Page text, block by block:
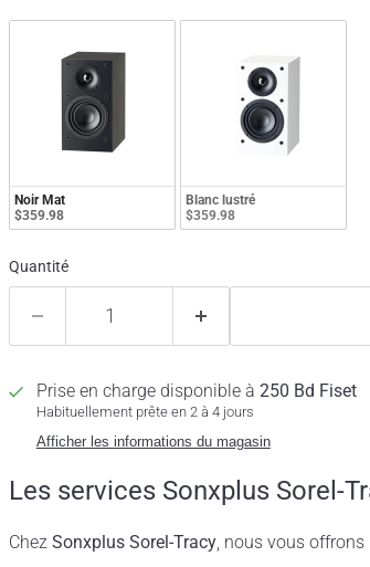
Noir Mat
$359.98
Blanc lustré
$359.98
Quantité
Prise en charge disponible à 250 Bd Fiset
Habituellement prête en 2 à 4 jours
Afficher les informations du magasin
Les services Sonxplus Sorel-
Chez Sonxplus Sorel-Tracy, nous vous offrons